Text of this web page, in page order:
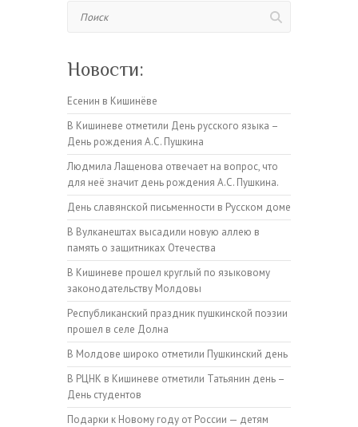
Новости:
Есенин в Кишинёве
В Кишиневе отметили День русского языка –
День рождения А.С. Пушкина
Людмила Лащенова отвечает на вопрос, что
для неё значит день рождения А.С. Пушкина.
День славянской письменности в Русском доме
В Вулканештах высадили новую аллею в
память о защитниках Отечества
В Кишиневе прошел круглый по языковому
законодательству Молдовы
Республиканский праздник пушкинской поэзии
прошел в селе Долна
В Молдове широко отметили Пушкинский день
В РЦНК в Кишиневе отметили Татьянин день –
День студентов
Подарки к Новому году от России — детям